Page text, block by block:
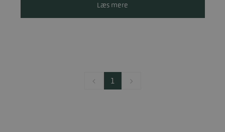
Læs mere
1